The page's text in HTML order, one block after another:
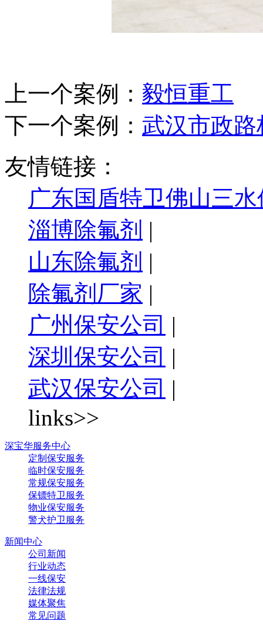
上一个案例： 毅恒重工
下一个案例： 武汉市政路
友情链接：
广东国盾特卫佛山三
淄博除氟剂 |
山东除氟剂 |
除氟剂厂家 |
广州保安公司 |
深圳保安公司 |
武汉保安公司 |
links>>
深宝华服务中心
定制保安服务
临时保安服务
常规保安服务
保镖特卫服务
物业保安服务
警犬护卫服务
新闻中心
公司新闻
行业动态
一线保安
法律法规
媒体聚焦
常见问题